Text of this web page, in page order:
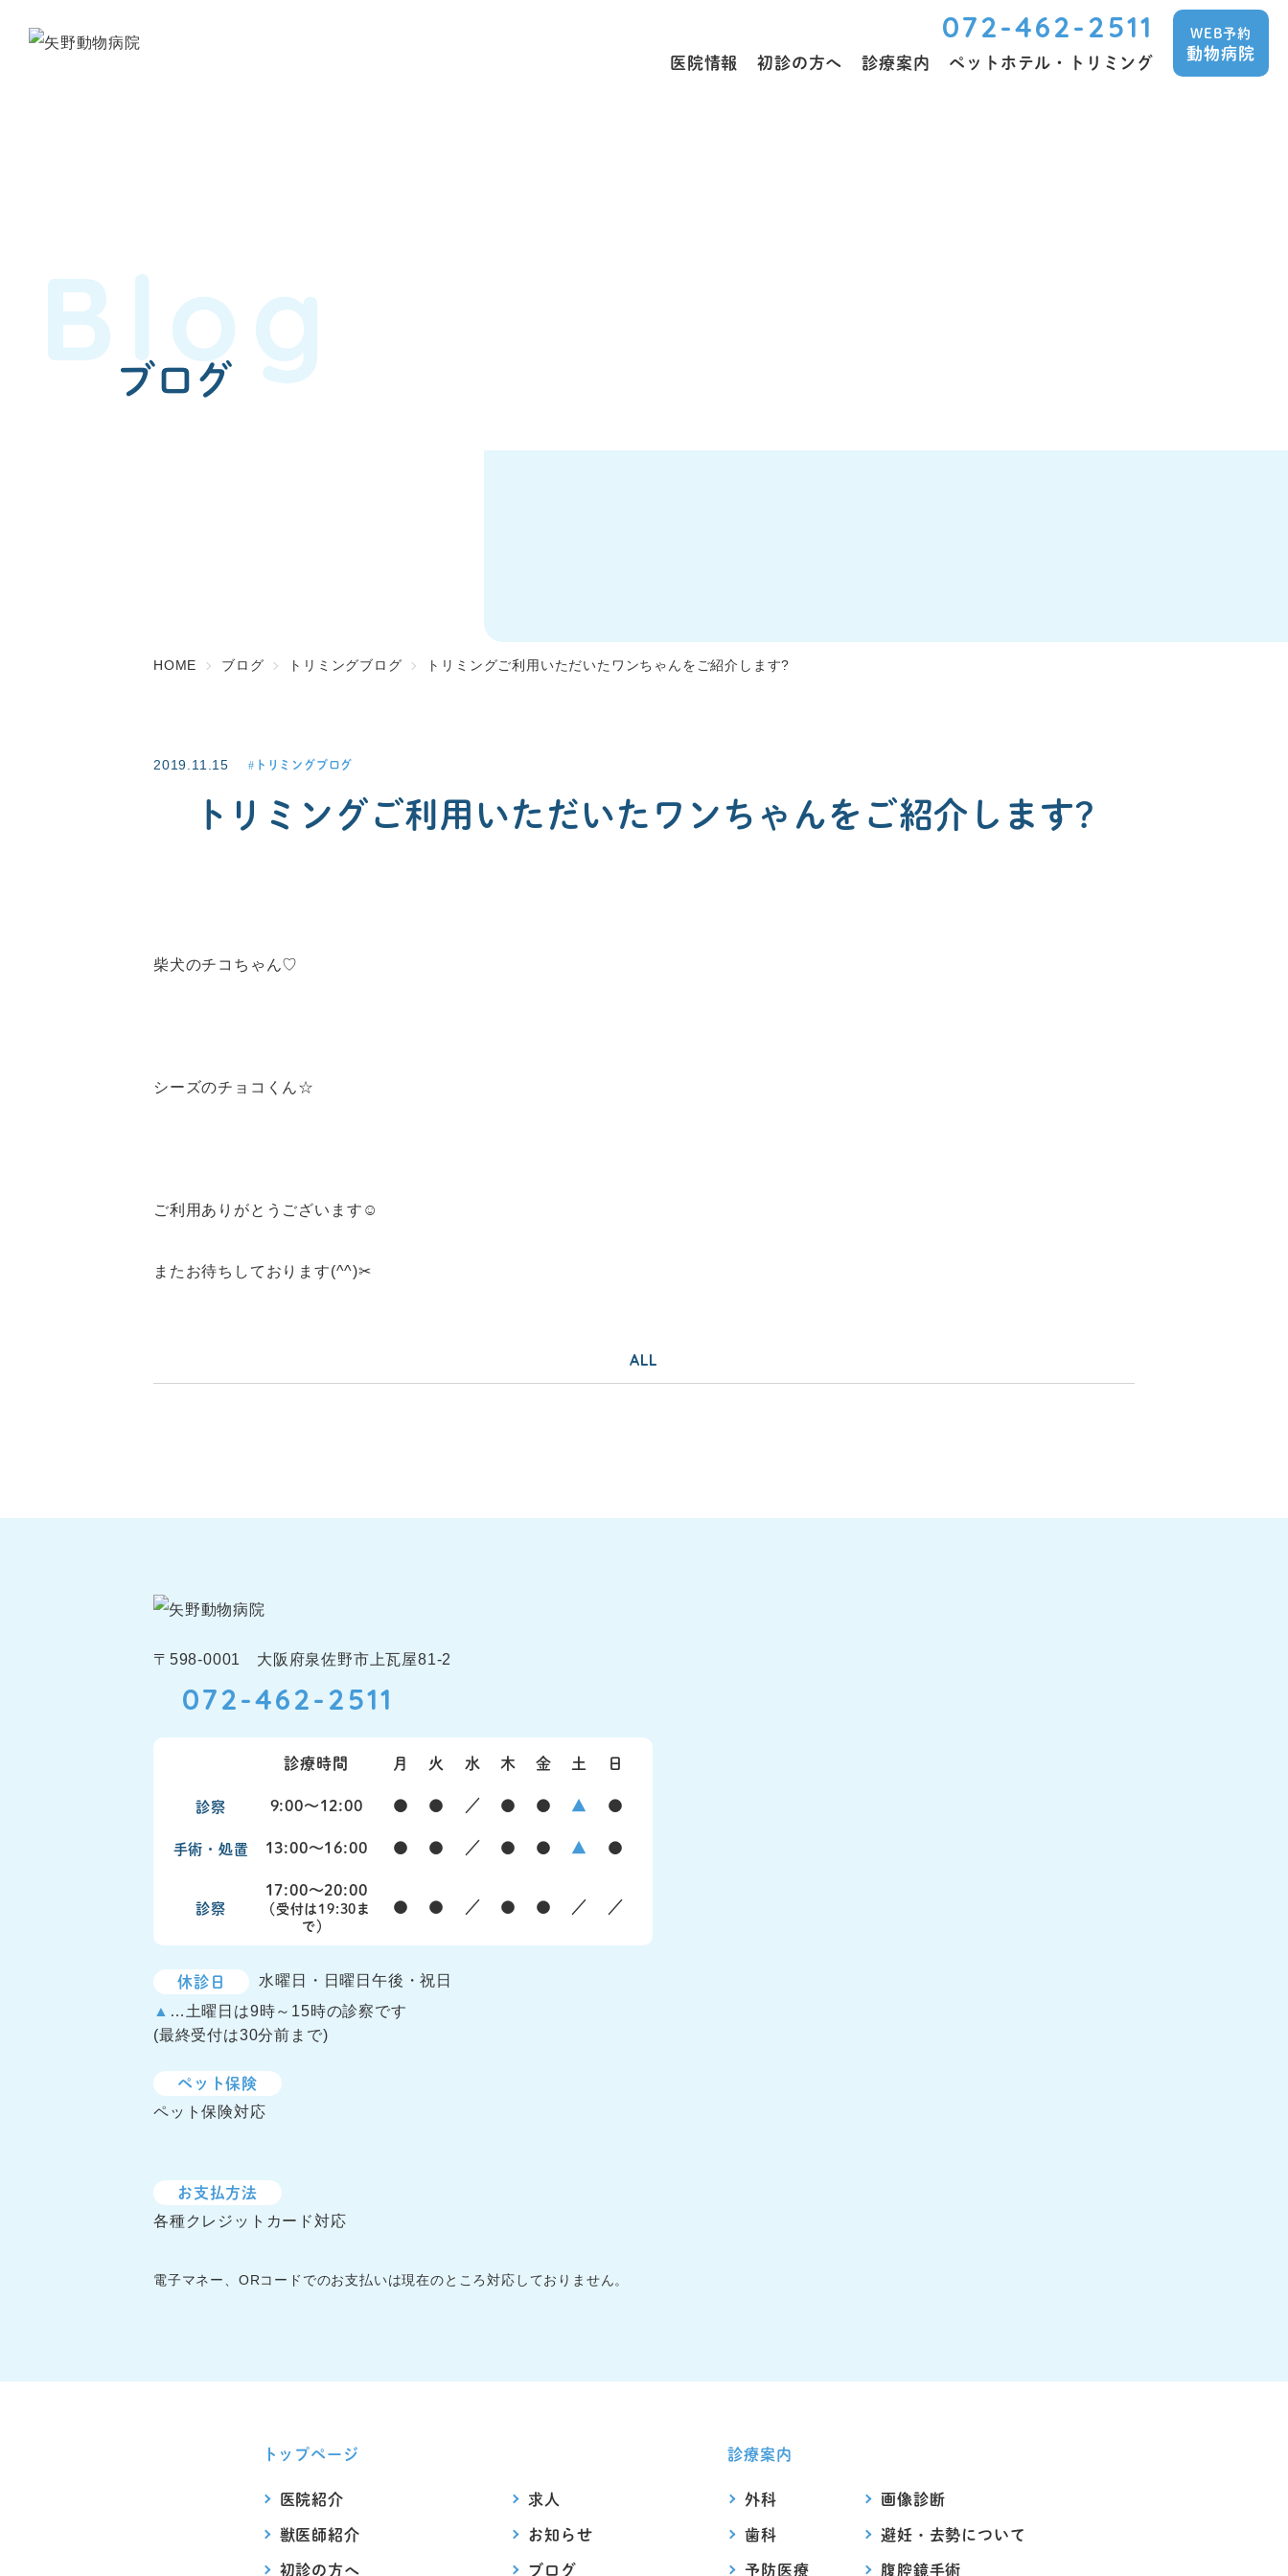
072-462-2511
医院情報 初診の方へ 診療案内 ペットホテル・トリミング
WEB予約
動物病院
ブログ
Blog
HOME ブログ トリミングブログ トリミングご利用いただいたワンちゃんをご紹介します?
2019.11.15 トリミングブログ
トリミングご利用いただいたワンちゃんをご紹介します?
柴犬のチコちゃん♡
シーズのチョコくん☆
ご利用ありがとうございます☺
またお待ちしております(^^)✂
ALL
〒598-0001 大阪府泉佐野市上瓦屋81-2
072-462-2511
診療時間 月 火 水 木 金 土 日
診察 9:00〜12:00 ● ● ／ ● ● ▲ ●
手術・処置 13:00〜16:00 ● ● ／ ● ● ▲ ●
診察
17:00〜20:00
（受付は19:30ま
で）
● ● ／ ● ● ／ ／
休診日
水曜日・日曜日午後・祝日
▲ …土曜日は9時～15時の診察です
(最終受付は30分前まで)
ペット保険
ペット保険対応
お支払方法
各種クレジットカード対応
電子マネー、ORコードでのお支払いは現在のところ対応しておりません。
トップページ
医院紹介
獣医師紹介
初診の方へ
求人
お知らせ
ブログ
診療案内
外科
歯科
予防医療
画像診断
避妊・去勢について
腹腔鏡手術